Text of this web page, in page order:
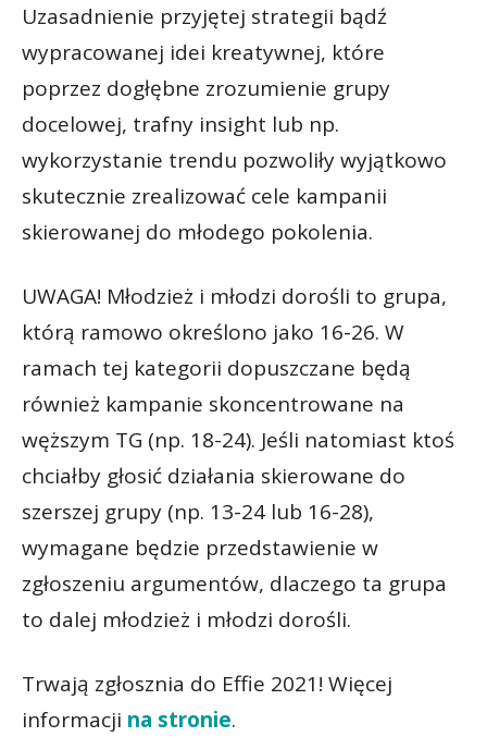
Uzasadnienie przyjętej strategii bądź
wypracowanej idei kreatywnej, które
poprzez dogłębne zrozumienie grupy
docelowej, trafny insight lub np.
wykorzystanie trendu pozwoliły wyjątkowo
skutecznie zrealizować cele kampanii
skierowanej do młodego pokolenia.
UWAGA! Młodzież i młodzi dorośli to grupa,
którą ramowo określono jako 16-26. W
ramach tej kategorii dopuszczane będą
również kampanie skoncentrowane na
węższym TG (np. 18-24). Jeśli natomiast ktoś
chciałby głosić działania skierowane do
szerszej grupy (np. 13-24 lub 16-28),
wymagane będzie przedstawienie w
zgłoszeniu argumentów, dlaczego ta grupa
to dalej młodzież i młodzi dorośli.
Trwają zgłosznia do Effie 2021! Więcej
informacji na stronie.